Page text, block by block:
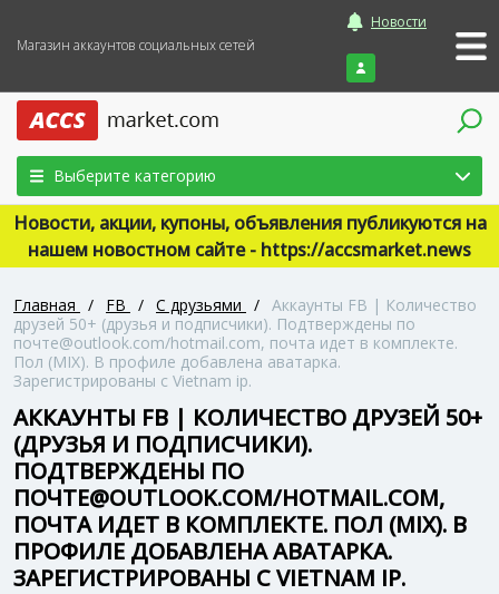
Магазин аккаунтов социальных сетей
Новости
Войти
Выберите категорию
Новости, акции, купоны, объявления публикуются на
нашем новостном сайте - https://accsmarket.news
Главная / FB / С друзьями / Аккаунты FB | Количество
друзей 50+ (друзья и подписчики). Подтверждены по
почте@outlook.com/hotmail.com, почта идет в комплекте.
Пол (MIX). В профиле добавлена аватарка.
Зарегистрированы с Vietnam ip.
АККАУНТЫ FB | КОЛИЧЕСТВО ДРУЗЕЙ 50+
(ДРУЗЬЯ И ПОДПИСЧИКИ).
ПОДТВЕРЖДЕНЫ ПО
ПОЧТЕ@OUTLOOK.COM/HOTMAIL.COM,
ПОЧТА ИДЕТ В КОМПЛЕКТЕ. ПОЛ (MIX). В
ПРОФИЛЕ ДОБАВЛЕНА АВАТАРКА.
ЗАРЕГИСТРИРОВАНЫ С VIETNAM IP.